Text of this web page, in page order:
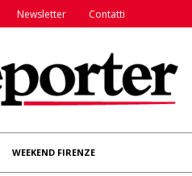
Newsletter Contatti
WEEKEND FIRENZE